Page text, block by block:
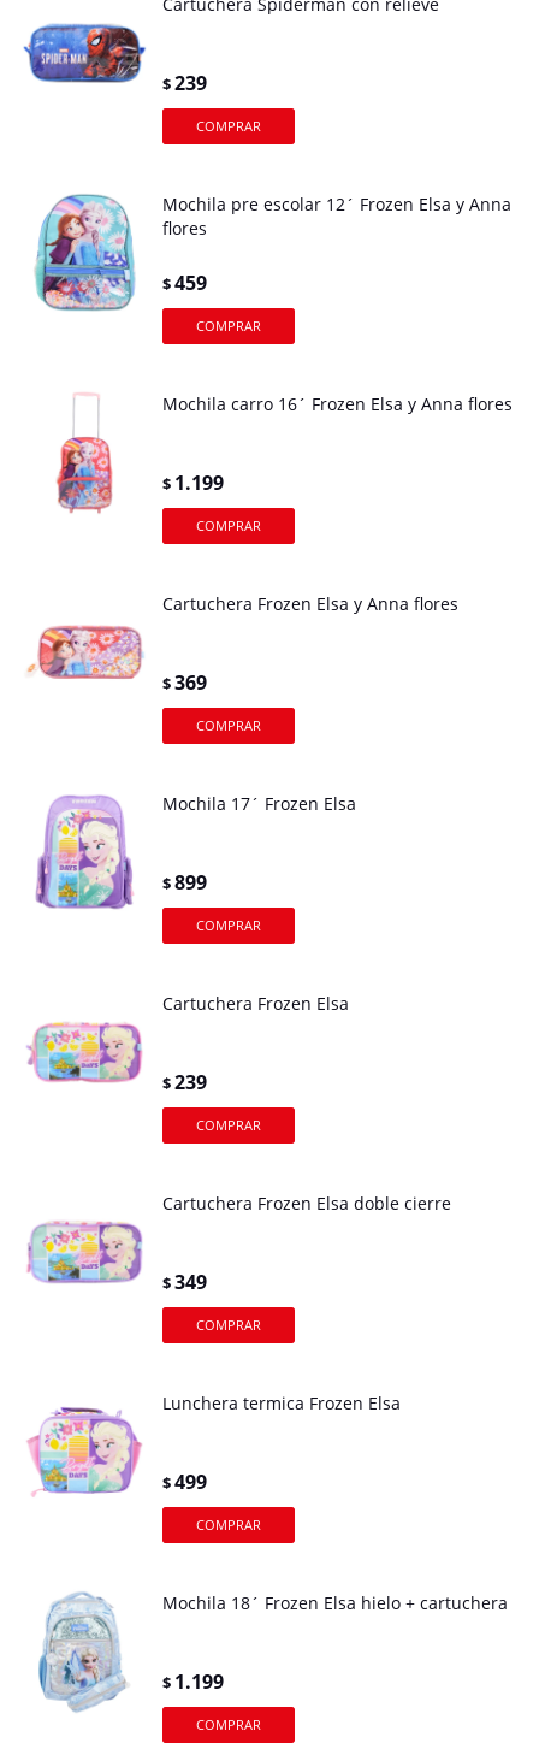
$239
Mochila pre escolar 12´ Frozen Elsa y Anna
flores
$459
Mochila carro 16´ Frozen Elsa y Anna flores
$ 1.199
Cartuchera Frozen Elsa y Anna flores
$369
Mochila 17´ Frozen Elsa
$899
Cartuchera Frozen Elsa
$239
Cartuchera Frozen Elsa doble cierre
$349
Lunchera termica Frozen Elsa
$499
Mochila 18´ Frozen Elsa hielo + cartuchera
$ 1.199